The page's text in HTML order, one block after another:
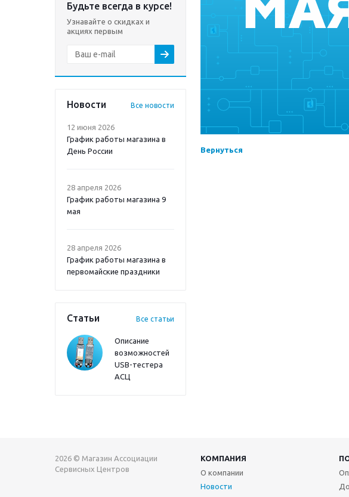
Будьте всегда в курсе!
Узнавайте о скидках и
акциях первым
Новости Все новости
12 июня 2026
График работы магазина в
День России
28 апреля 2026
График работы магазина 9
мая
28 апреля 2026
График работы магазина в
первомайские праздники
Статьи Все статьи
Описание
возможностей
USB-тестера
АСЦ
Вернуться
2026 © Магазин Ассоциации
Сервисных Центров
КОМПАНИЯ
О компании
Новости